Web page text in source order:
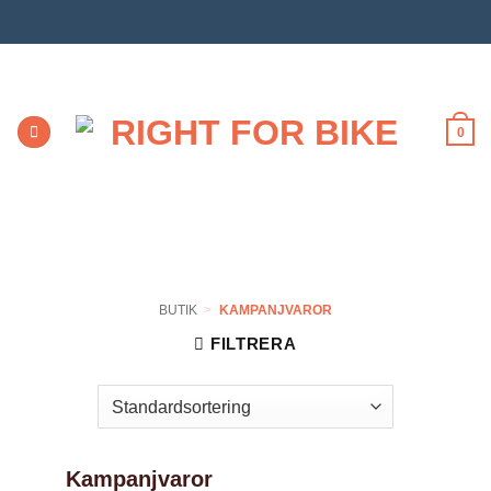
0
BUTIK > KAMPANJVAROR
FILTRERA
Kampanjvaror